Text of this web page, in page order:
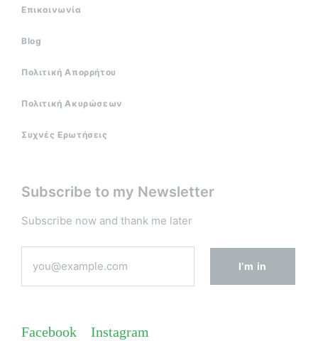
Επικοινωνία
Blog
Πολιτική Απορρήτου
Πολιτική Ακυρώσεων
Συχνές Ερωτήσεις
Subscribe to my Newsletter
Subscribe now and thank me later
Facebook Instagram